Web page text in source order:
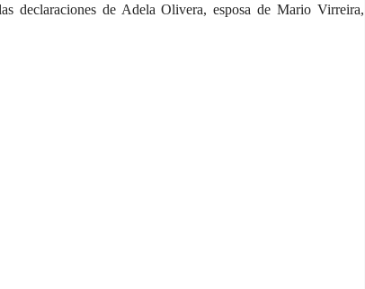
declaraciones de Adela Olivera, esposa de Mario Virreira,